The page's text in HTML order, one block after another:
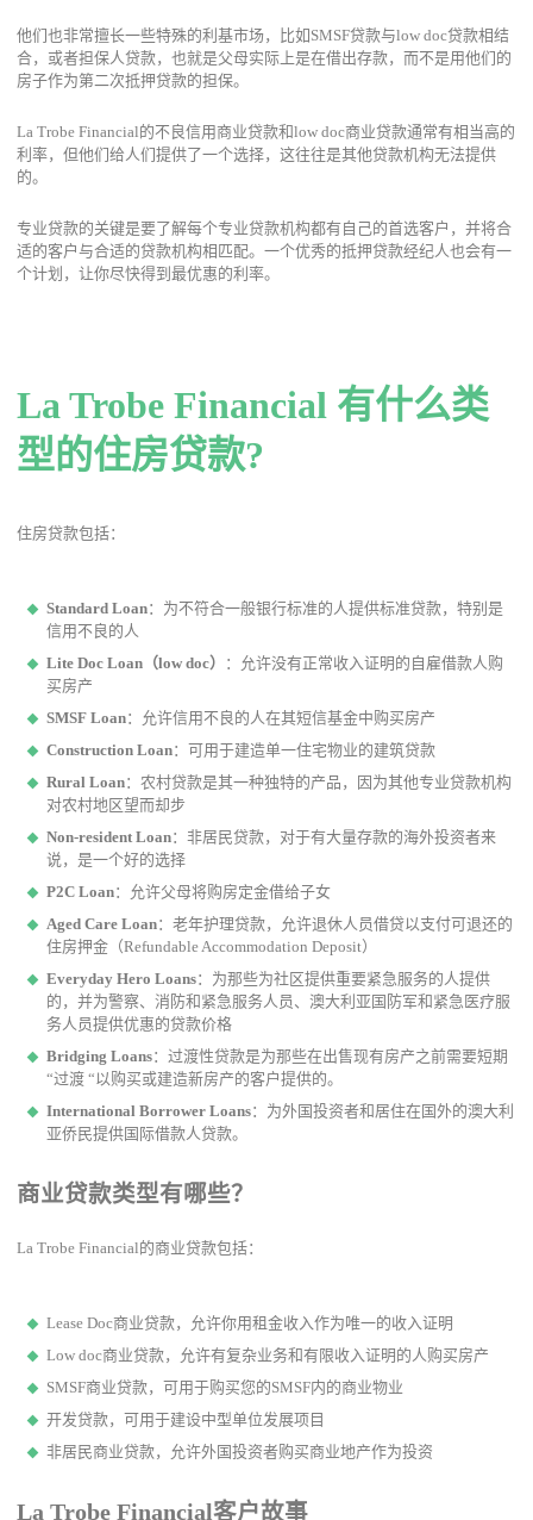
他们也非常擅长一些特殊的利基市场，比如SMSF贷款与low doc贷款相结
合，或者担保人贷款，也就是父母实际上是在借出存款，而不是用他们的
房子作为第二次抵押贷款的担保。
La Trobe Financial的不良信用商业贷款和low doc商业贷款通常有相当高的
利率，但他们给人们提供了一个选择，这往往是其他贷款机构无法提供
的。
专业贷款的关键是要了解每个专业贷款机构都有自己的首选客户，并将合
适的客户与合适的贷款机构相匹配。一个优秀的抵押贷款经纪人也会有一
个计划，让你尽快得到最优惠的利率。
La Trobe Financial 有什么类
型的住房贷款?
住房贷款包括：
Standard Loan：为不符合一般银行标准的人提供标准贷款，特别是
信用不良的人
Lite Doc Loan（low doc）
：允许没有正常收入证明的自雇借款人购
买房产
SMSF Loan：允许信用不良的人在其短信基金中购买房产
Construction Loan：可用于建造单一住宅物业的建筑贷款
Rural Loan：农村贷款是其一种独特的产品，因为其他专业贷款机构
对农村地区望而却步
Non-resident Loan：非居民贷款，对于有大量存款的海外投资者来
说，是一个好的选择
P2C Loan：允许父母将购房定金借给子女
Aged Care Loan：老年护理贷款，允许退休人员借贷以支付可退还的
住房押金（Refundable Accommodation Deposit）
Everyday Hero Loans：为那些为社区提供重要紧急服务的人提供
的，并为警察、消防和紧急服务人员、澳大利亚国防军和紧急医疗服
务人员提供优惠的贷款价格
Bridging Loans：过渡性贷款是为那些在出售现有房产之前需要短期
“过渡 “以购买或建造新房产的客户提供的。
International Borrower Loans：为外国投资者和居住在国外的澳大利
亚侨民提供国际借款人贷款。
商业贷款类型有哪些？
La Trobe Financial的商业贷款包括：
Lease Doc商业贷款，允许你用租金收入作为唯一的收入证明
Low doc商业贷款，允许有复杂业务和有限收入证明的人购买房产
SMSF商业贷款，可用于购买您的SMSF内的商业物业
开发贷款，可用于建设中型单位发展项目
非居民商业贷款，允许外国投资者购买商业地产作为投资
La Trobe Financial客户故事